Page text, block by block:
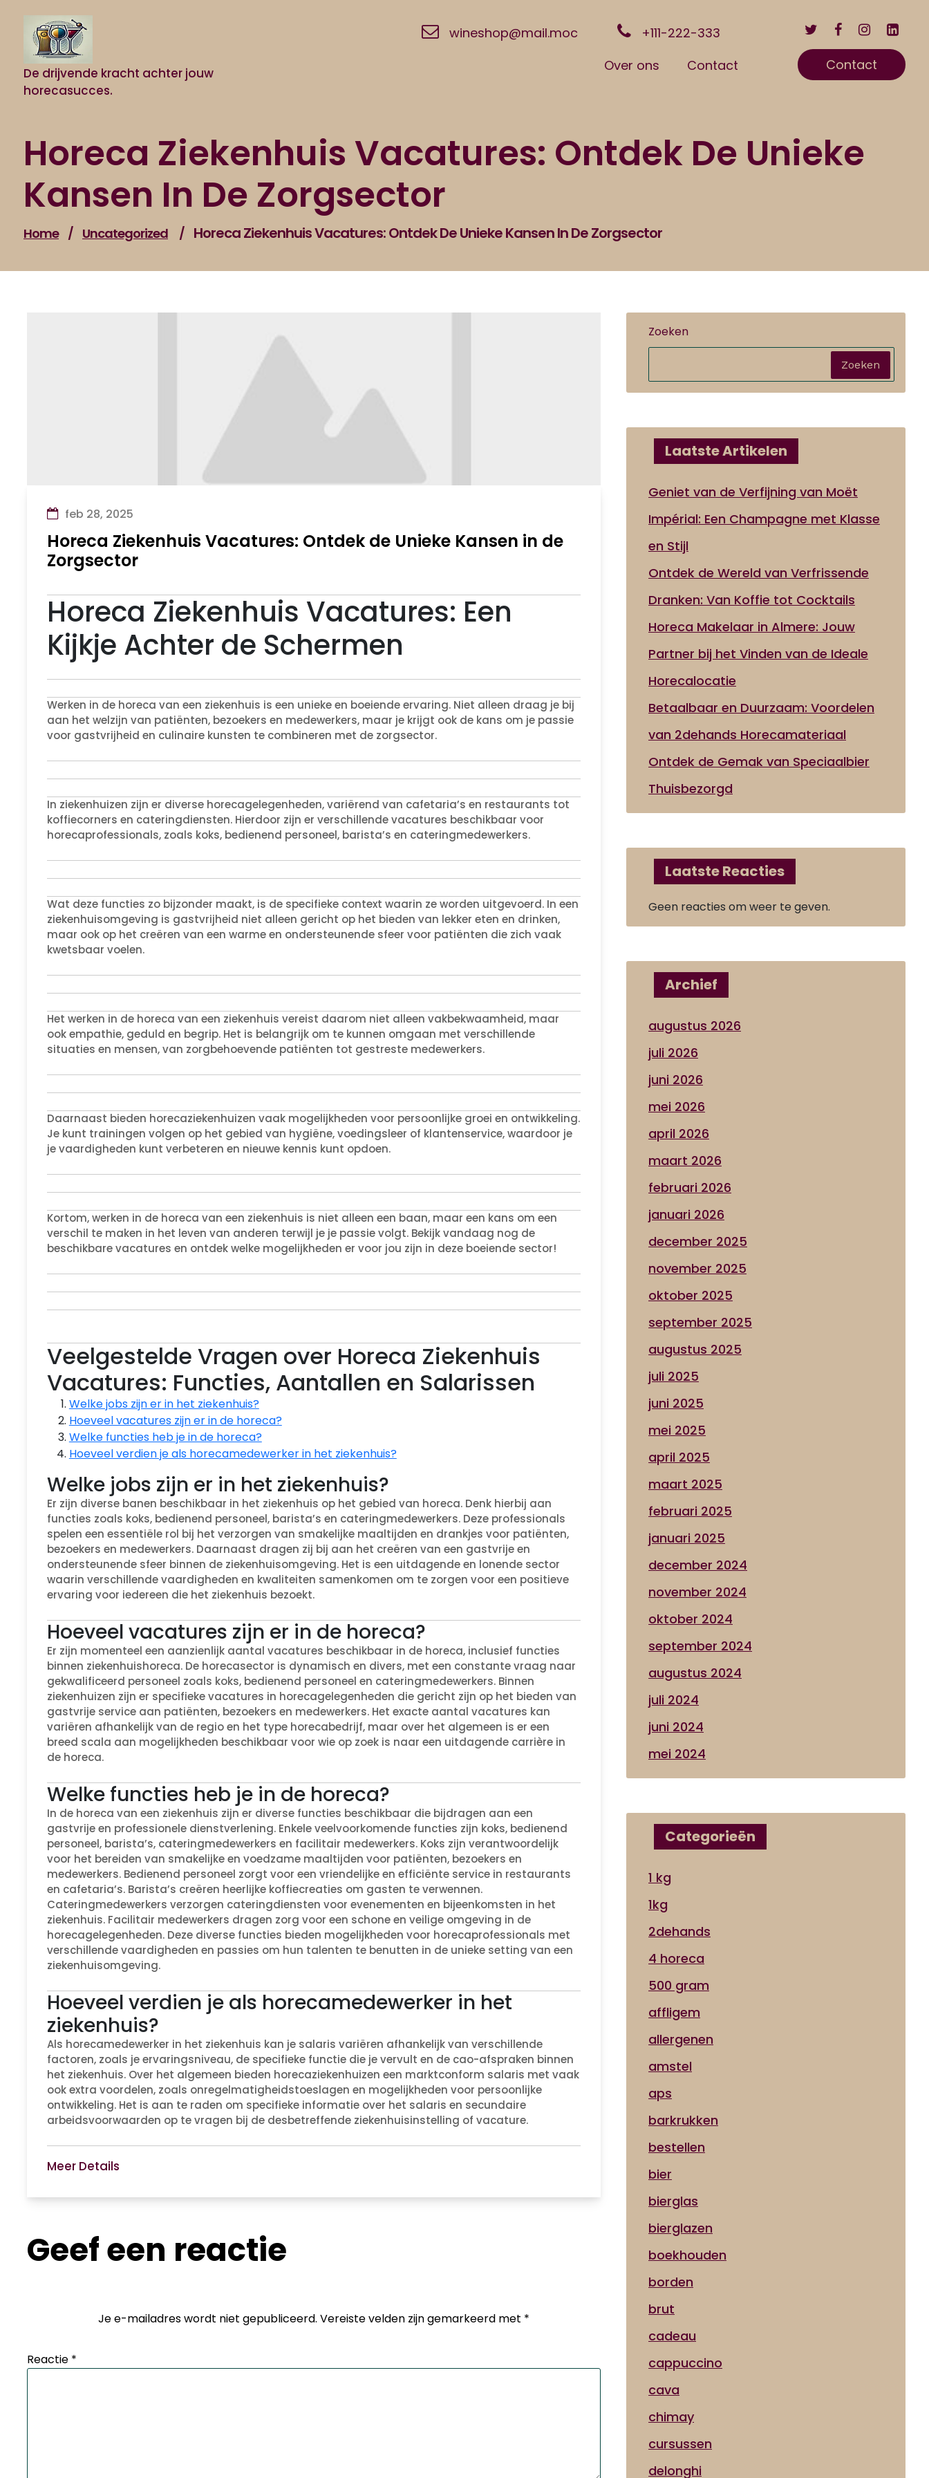
inhoud
De drijvende kracht achter jouw
horecasucces.
wineshop@mail.moc
+111-222-333
Over ons
Contact Contact
Horeca Ziekenhuis Vacatures: Ontdek De Unieke
Kansen In De Zorgsector
Home / Uncategorized / Horeca Ziekenhuis Vacatures: Ontdek De Unieke Kansen In De Zorgsector
feb 28, 2025
Horeca Ziekenhuis Vacatures: Ontdek de Unieke Kansen in de
Zorgsector
Horeca Ziekenhuis Vacatures: Een
Kijkje Achter de Schermen
Werken in de horeca van een ziekenhuis is een unieke en boeiende ervaring. Niet alleen draag je bij
aan het welzijn van patiënten, bezoekers en medewerkers, maar je krijgt ook de kans om je passie
voor gastvrijheid en culinaire kunsten te combineren met de zorgsector.
In ziekenhuizen zijn er diverse horecagelegenheden, variërend van cafetaria’s en restaurants tot
koffiecorners en cateringdiensten. Hierdoor zijn er verschillende vacatures beschikbaar voor
horecaprofessionals, zoals koks, bedienend personeel, barista’s en cateringmedewerkers.
Wat deze functies zo bijzonder maakt, is de specifieke context waarin ze worden uitgevoerd. In een
ziekenhuisomgeving is gastvrijheid niet alleen gericht op het bieden van lekker eten en drinken,
maar ook op het creëren van een warme en ondersteunende sfeer voor patiënten die zich vaak
kwetsbaar voelen.
Het werken in de horeca van een ziekenhuis vereist daarom niet alleen vakbekwaamheid, maar
ook empathie, geduld en begrip. Het is belangrijk om te kunnen omgaan met verschillende
situaties en mensen, van zorgbehoevende patiënten tot gestreste medewerkers.
Daarnaast bieden horecaziekenhuizen vaak mogelijkheden voor persoonlijke groei en ontwikkeling.
Je kunt trainingen volgen op het gebied van hygiëne, voedingsleer of klantenservice, waardoor je
je vaardigheden kunt verbeteren en nieuwe kennis kunt opdoen.
Kortom, werken in de horeca van een ziekenhuis is niet alleen een baan, maar een kans om een
verschil te maken in het leven van anderen terwijl je je passie volgt. Bekijk vandaag nog de
beschikbare vacatures en ontdek welke mogelijkheden er voor jou zijn in deze boeiende sector!
Veelgestelde Vragen over Horeca Ziekenhuis
Vacatures: Functies, Aantallen en Salarissen
Welke jobs zijn er in het ziekenhuis?
Hoeveel vacatures zijn er in de horeca?
Welke functies heb je in de horeca?
Hoeveel verdien je als horecamedewerker in het ziekenhuis?
Welke jobs zijn er in het ziekenhuis?
Er zijn diverse banen beschikbaar in het ziekenhuis op het gebied van horeca. Denk hierbij aan
functies zoals koks, bedienend personeel, barista’s en cateringmedewerkers. Deze professionals
spelen een essentiële rol bij het verzorgen van smakelijke maaltijden en drankjes voor patiënten,
bezoekers en medewerkers. Daarnaast dragen zij bij aan het creëren van een gastvrije en
ondersteunende sfeer binnen de ziekenhuisomgeving. Het is een uitdagende en lonende sector
waarin verschillende vaardigheden en kwaliteiten samenkomen om te zorgen voor een positieve
ervaring voor iedereen die het ziekenhuis bezoekt.
Hoeveel vacatures zijn er in de horeca?
Er zijn momenteel een aanzienlijk aantal vacatures beschikbaar in de horeca, inclusief functies
binnen ziekenhuishoreca. De horecasector is dynamisch en divers, met een constante vraag naar
gekwalificeerd personeel zoals koks, bedienend personeel en cateringmedewerkers. Binnen
ziekenhuizen zijn er specifieke vacatures in horecagelegenheden die gericht zijn op het bieden van
gastvrije service aan patiënten, bezoekers en medewerkers. Het exacte aantal vacatures kan
variëren afhankelijk van de regio en het type horecabedrijf, maar over het algemeen is er een
breed scala aan mogelijkheden beschikbaar voor wie op zoek is naar een uitdagende carrière in
de horeca.
Welke functies heb je in de horeca?
In de horeca van een ziekenhuis zijn er diverse functies beschikbaar die bijdragen aan een
gastvrije en professionele dienstverlening. Enkele veelvoorkomende functies zijn koks, bedienend
personeel, barista’s, cateringmedewerkers en facilitair medewerkers. Koks zijn verantwoordelijk
voor het bereiden van smakelijke en voedzame maaltijden voor patiënten, bezoekers en
medewerkers. Bedienend personeel zorgt voor een vriendelijke en efficiënte service in restaurants
en cafetaria’s. Barista’s creëren heerlijke koffiecreaties om gasten te verwennen.
Cateringmedewerkers verzorgen cateringdiensten voor evenementen en bijeenkomsten in het
ziekenhuis. Facilitair medewerkers dragen zorg voor een schone en veilige omgeving in de
horecagelegenheden. Deze diverse functies bieden mogelijkheden voor horecaprofessionals met
verschillende vaardigheden en passies om hun talenten te benutten in de unieke setting van een
ziekenhuisomgeving.
Hoeveel verdien je als horecamedewerker in het
ziekenhuis?
Als horecamedewerker in het ziekenhuis kan je salaris variëren afhankelijk van verschillende
factoren, zoals je ervaringsniveau, de specifieke functie die je vervult en de cao-afspraken binnen
het ziekenhuis. Over het algemeen bieden horecaziekenhuizen een marktconform salaris met vaak
ook extra voordelen, zoals onregelmatigheidstoeslagen en mogelijkheden voor persoonlijke
ontwikkeling. Het is aan te raden om specifieke informatie over het salaris en secundaire
arbeidsvoorwaarden op te vragen bij de desbetreffende ziekenhuisinstelling of vacature.
Meer Details
Geef een reactie
Je e-mailadres wordt niet gepubliceerd. Vereiste velden zijn gemarkeerd met *
Reactie *
Zoeken
Zoeken
Laatste Artikelen
Geniet van de Verfijning van Moët
Impérial: Een Champagne met Klasse
en Stijl
Ontdek de Wereld van Verfrissende
Dranken: Van Koffie tot Cocktails
Horeca Makelaar in Almere: Jouw
Partner bij het Vinden van de Ideale
Horecalocatie
Betaalbaar en Duurzaam: Voordelen
van 2dehands Horecamateriaal
Ontdek de Gemak van Speciaalbier
Thuisbezorgd
Laatste Reacties
Geen reacties om weer te geven.
Archief
augustus 2026
juli 2026
juni 2026
mei 2026
april 2026
maart 2026
februari 2026
januari 2026
december 2025
november 2025
oktober 2025
september 2025
augustus 2025
juli 2025
juni 2025
mei 2025
april 2025
maart 2025
februari 2025
januari 2025
december 2024
november 2024
oktober 2024
september 2024
augustus 2024
juli 2024
juni 2024
mei 2024
Categorieën
1 kg
1kg
2dehands
4 horeca
500 gram
affligem
allergenen
amstel
aps
barkrukken
bestellen
bier
bierglas
bierglazen
boekhouden
borden
brut
cadeau
cappuccino
cava
chimay
cursussen
delonghi